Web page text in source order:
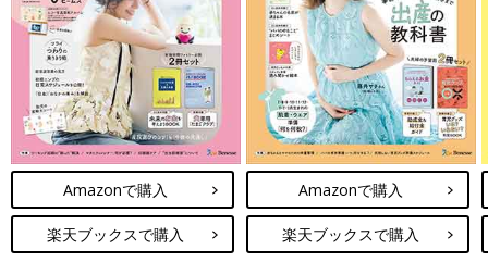
Amazonで購入
楽天ブックスで購入
Amazonで購入
楽天ブックスで購入